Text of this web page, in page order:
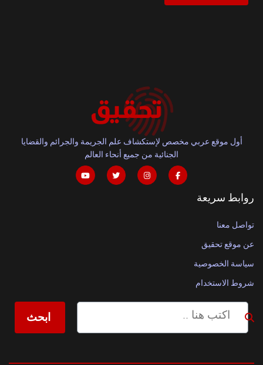
أول موقع عربي مخصص لإستكشاف علم الجريمة والجرائم والقضايا
الجنائية من جميع أنحاء العالم
روابط سريعة
تواصل معنا
عن موقع تحقيق
سياسة الخصوصية
شروط الاستخدام
ابحث